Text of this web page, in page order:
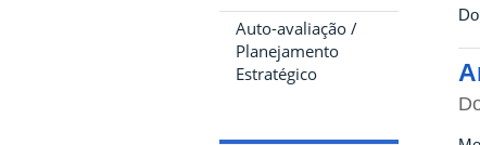
Auto-avaliação /
Planejamento
Estratégico